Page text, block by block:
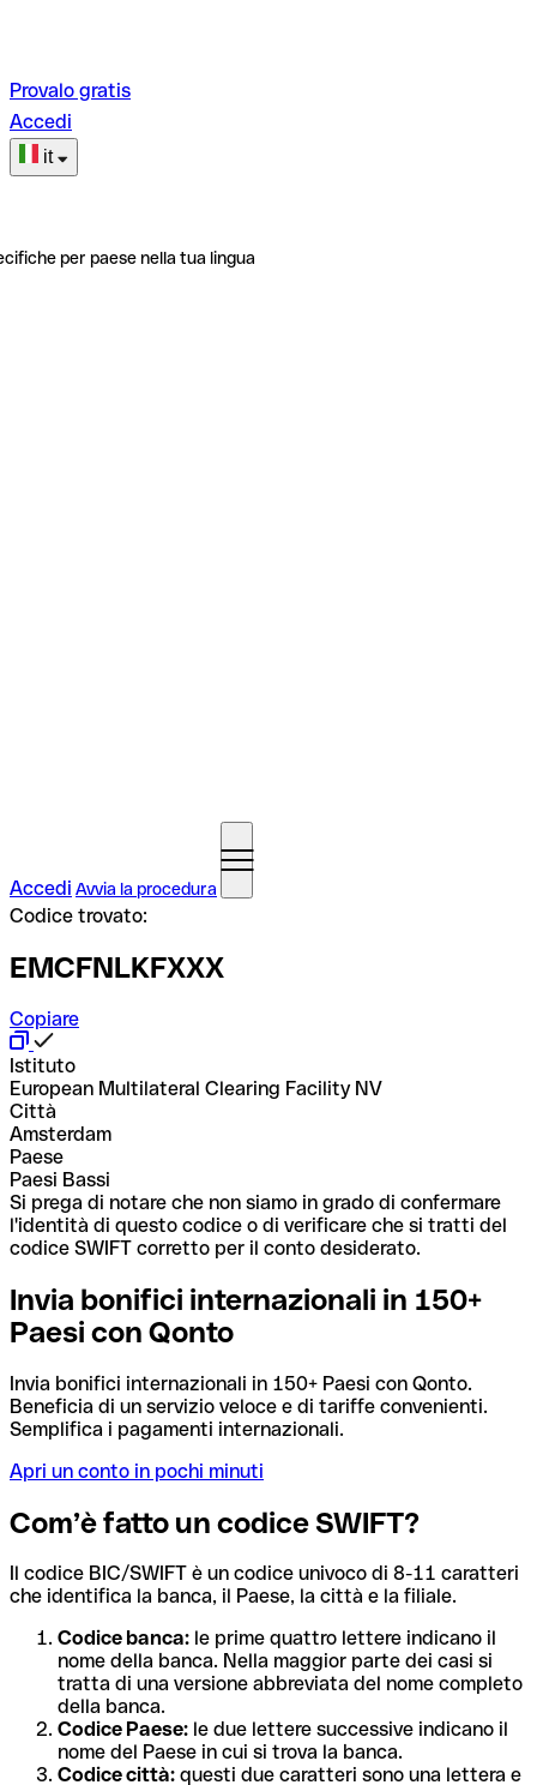
Provalo gratis
Accedi
it
per paese nella tua lingua
Accedi Avvia la procedura
Codice trovato:
EMCFNLKFXXX
Copiare
Istituto
European Multilateral Clearing Facility NV
Città
Amsterdam
Paese
Paesi Bassi
Si prega di notare che non siamo in grado di confermare
l'identità di questo codice o di verificare che si tratti del
codice SWIFT corretto per il conto desiderato.
Invia bonifici internazionali in 150+
Paesi con Qonto
Invia bonifici internazionali in 150+ Paesi con Qonto.
Beneficia di un servizio veloce e di tariffe convenienti.
Semplifica i pagamenti internazionali.
Apri un conto in pochi minuti
Com’è fatto un codice SWIFT?
Il codice BIC/SWIFT è un codice univoco di 8-11 caratteri
che identifica la banca, il Paese, la città e la filiale.
Codice banca: le prime quattro lettere indicano il
nome della banca. Nella maggior parte dei casi si
tratta di una versione abbreviata del nome completo
della banca.
Codice Paese: le due lettere successive indicano il
nome del Paese in cui si trova la banca.
Codice città: questi due caratteri sono una lettera e